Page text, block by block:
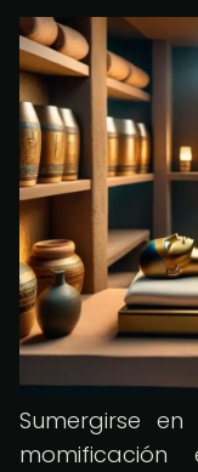
Sumergirse